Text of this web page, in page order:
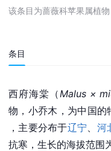
该条目为蔷薇科苹果属植物
条目
西府海棠（ Malus ×
物，小乔木，为中国
，主要分布于辽宁
河
抗寒，生长的海拔范围